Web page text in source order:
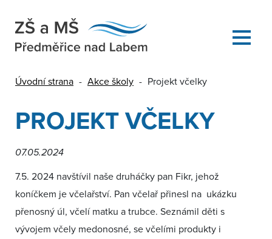
Úvodní strana - Akce školy - Projekt včelky
PROJEKT VČELKY
07.05.2024
7.5. 2024 navštívil naše druháčky pan Fikr, jehož
koníčkem je včelařství. Pan včelař přinesl na ukázku
přenosný úl, včelí matku a trubce. Seznámil děti s
vývojem včely medonosné, se včelími produkty i